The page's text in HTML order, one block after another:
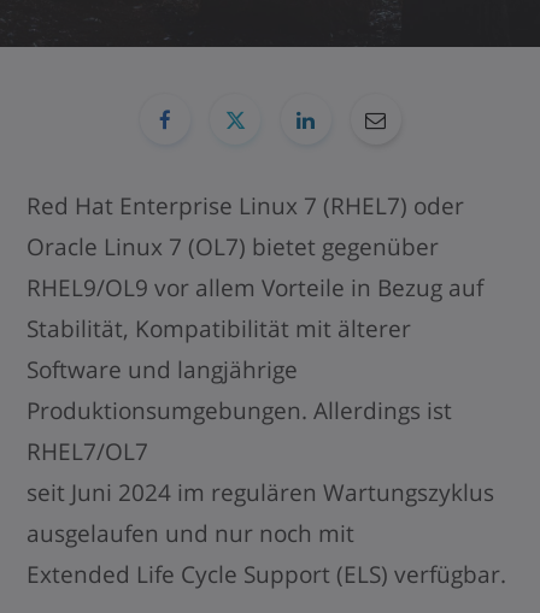
Red Hat Enterprise Linux 7 (RHEL7) oder
Oracle Linux 7 (OL7) bietet gegenüber
RHEL9/OL9 vor allem Vorteile in Bezug auf
Stabilität, Kompatibilität mit älterer
Software und langjährige
Produktionsumgebungen. Allerdings ist
RHEL7/OL7
seit Juni 2024 im regulären Wartungszyklus
ausgelaufen und nur noch mit
Extended Life Cycle Support (ELS) verfügbar.